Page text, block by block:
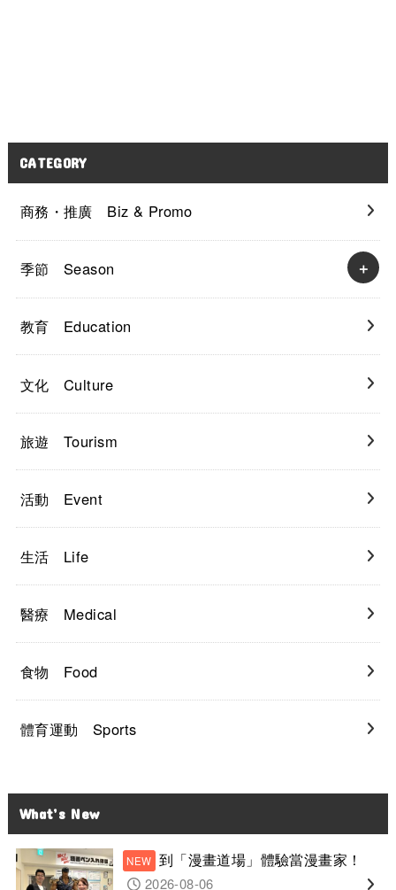
CATEGORY
商務・推廣 Biz & Promo
季節 Season
教育 Education
文化 Culture
旅遊 Tourism
活動 Event
生活 Life
醫療 Medical
食物 Food
體育運動 Sports
What’s New
到「漫畫道場」體驗當漫畫家！
2026-08-06